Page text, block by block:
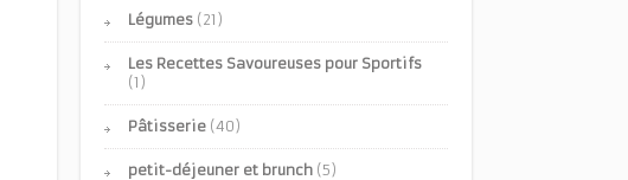
Légumes (21)
Les Recettes Savoureuses pour Sportifs
(1)
Pâtisserie (40)
petit-déjeuner et brunch (5)